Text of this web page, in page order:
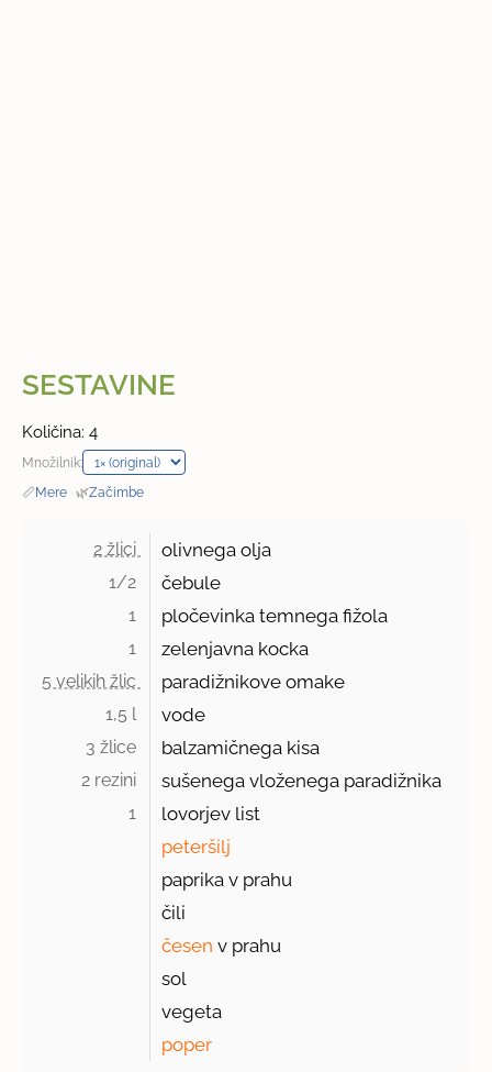
SESTAVINE
Količina: 4
Množilnik:
📏Mere · 🌿Začimbe
2 žlici olivnega olja
1/2 čebule
1 pločevinka temnega fižola
1 zelenjavna kocka
5 velikih žlic paradižnikove omake
1,5 l vode
3 žlice balzamičnega kisa
2 rezini sušenega vloženega paradižnika
1
lovorjev list
peteršilj
paprika v prahu
čili
česen v prahu
sol
vegeta
poper